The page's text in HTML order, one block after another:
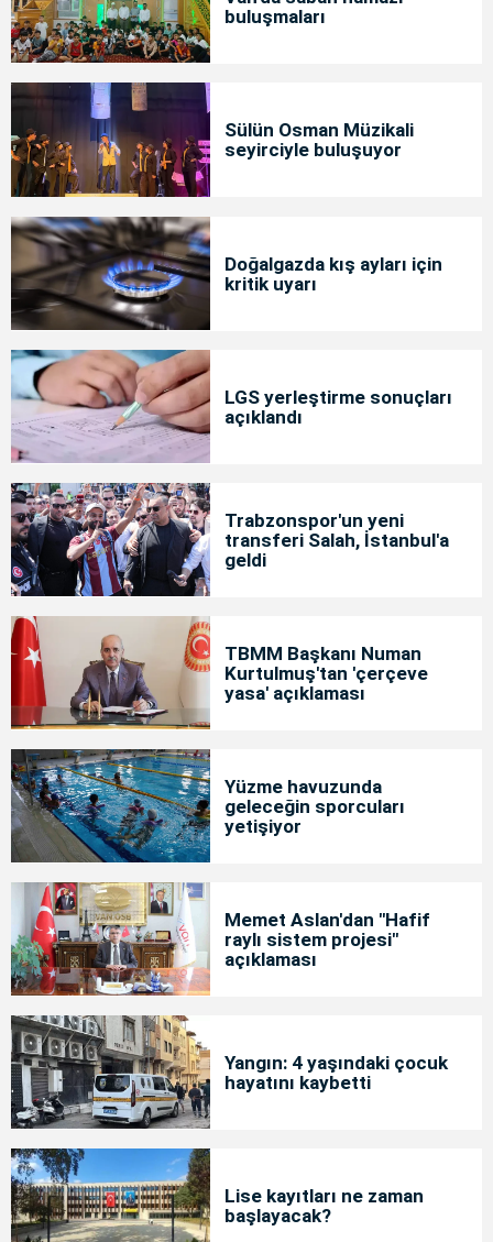
buluşmaları
Sülün Osman Müzikali
seyirciyle buluşuyor
Doğalgazda kış ayları için
kritik uyarı
LGS yerleştirme sonuçları
açıklandı
Trabzonspor'un yeni
transferi Salah, İstanbul'a
geldi
TBMM Başkanı Numan
Kurtulmuş'tan 'çerçeve
yasa' açıklaması
Yüzme havuzunda
geleceğin sporcuları
yetişiyor
Memet Aslan'dan "Hafif
raylı sistem projesi"
açıklaması
Yangın: 4 yaşındaki çocuk
hayatını kaybetti
Lise kayıtları ne zaman
başlayacak?